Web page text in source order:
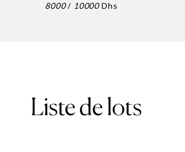
8000/ 10000Dhs
Liste de lots